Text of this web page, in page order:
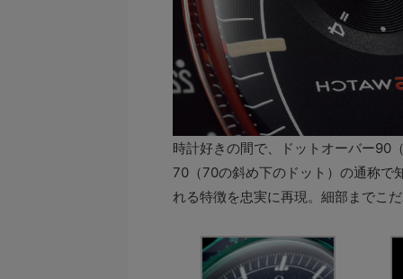
時計好きの間で、ドットオーバー90
70（70の斜め下のドット）の通称で
れる特徴を忠実に再現。細部までこ